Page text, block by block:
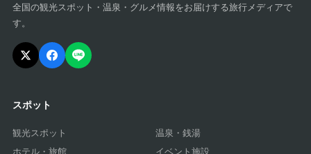
全国の観光スポット・温泉・グルメ情報をお届けする旅行メディアで
す。
スポット
観光スポット
温泉・銭湯
ホテル・旅館
イベント施設